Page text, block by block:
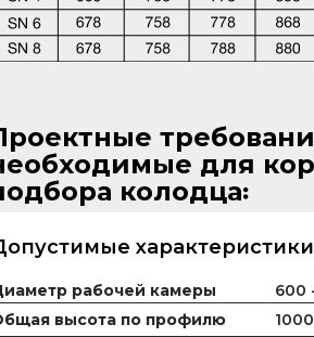
для
колодца꞉
рабочей камеры
600
высота по профилю